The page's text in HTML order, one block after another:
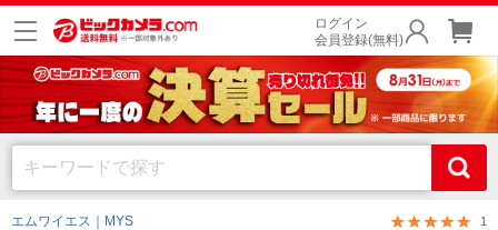
ログイン
会員登録(無料)
エムワイエス｜MYS 1